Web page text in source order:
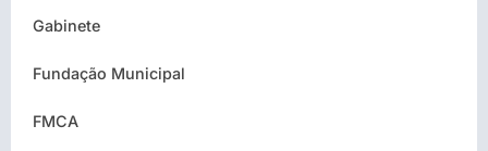
Gabinete
Fundação Municipal
FMCA